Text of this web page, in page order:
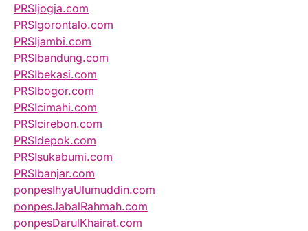
PRSIjogja.com
PRSIgorontalo.com
PRSIjambi.com
PRSIbandung.com
PRSIbekasi.com
PRSIbogor.com
PRSIcimahi.com
PRSIcirebon.com
PRSIdepok.com
PRSIsukabumi.com
PRSIbanjar.com
ponpesIhyaUlumuddin.com
ponpesJabalRahmah.com
ponpesDarulKhairat.com